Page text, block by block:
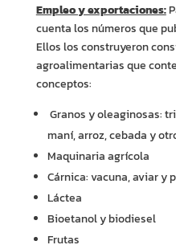
Empleo y exportaciones:
cuenta los números que
Ellos los construyeron
agroalimentarias que
conceptos:
Granos y oleaginosas:
maní, arroz, cebada y
Maquinaria agrícola
Cárnica: vacuna, aviar y
Láctea
Bioetanol y biodiesel
Frutas